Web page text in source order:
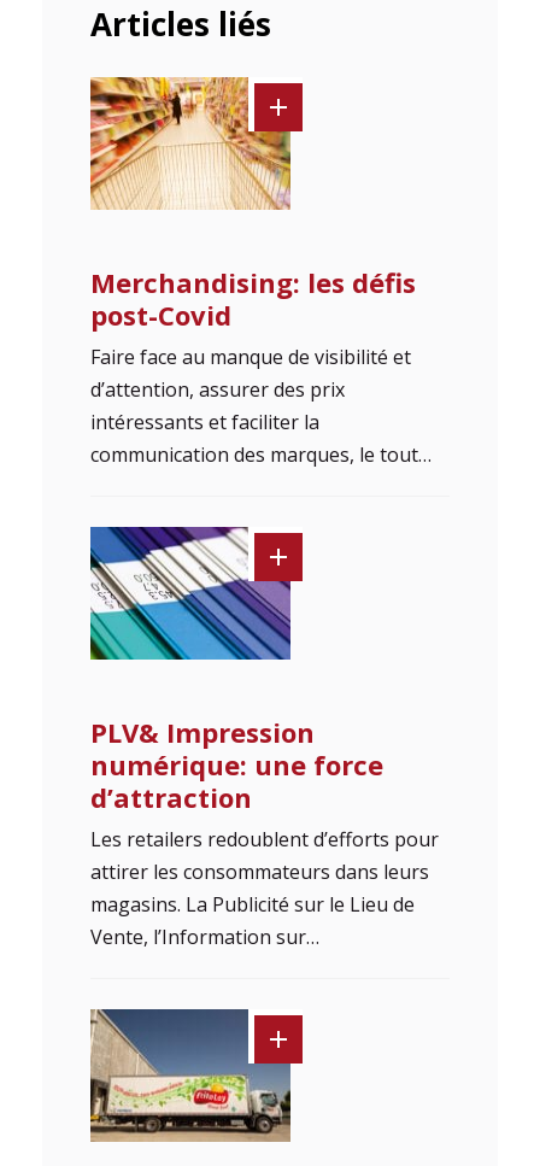
Articles liés
Merchandising: les défis
post-Covid
Faire face au manque de visibilité et
d’attention, assurer des prix
intéressants et faciliter la
communication des marques, le tout…
PLV& Impression
numérique: une force
d’attraction
Les retailers redoublent d’efforts pour
attirer les consommateurs dans leurs
magasins. La Publicité sur le Lieu de
Vente, l’Information sur…